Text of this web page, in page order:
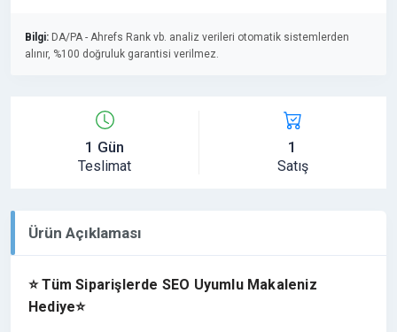
Bilgi: DA/PA - Ahrefs Rank vb. analiz verileri otomatik sistemlerden
alınır, %100 doğruluk garantisi verilmez.
1 Gün
Teslimat
1
Satış
Ürün Açıklaması
⭐ Tüm Siparişlerde SEO Uyumlu Makaleniz
Hediye⭐